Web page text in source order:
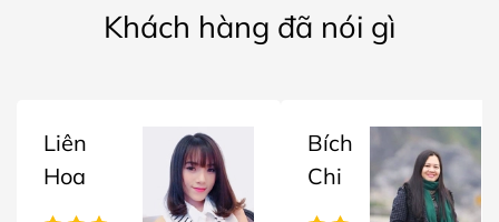
Khách hàng đã nói gì
Liên
Hoa
Bích
Chi